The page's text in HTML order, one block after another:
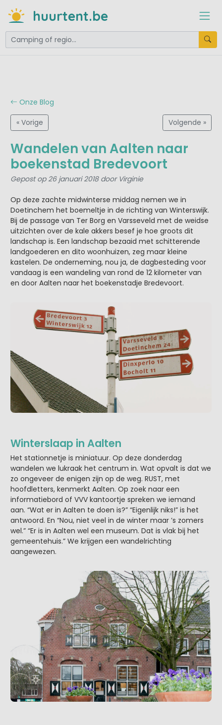
huurtent.be
Onze Blog
« Vorige Volgende »
Wandelen van Aalten naar
boekenstad Bredevoort
Gepost op 26 januari 2018 door Virginie
Op deze zachte midwinterse middag nemen we in
Doetinchem het boemeltje in de richting van Winterswijk.
Bij de passage van Ter Borg en Varsseveld met de weidse
uitzichten over de kale akkers besef je hoe groots dit
landschap is. Een landschap bezaaid met schitterende
landgoederen en dito woonhuizen, zeg maar kleine
kastelen. De onderneming, nou ja, de dagbesteding voor
vandaag is een wandeling van rond de 12 kilometer van
en door Aalten naar het boekenstadje Bredevoort.
Winterslaap in Aalten
Het stationnetje is miniatuur. Op deze donderdag
wandelen we lukraak het centrum in. Wat opvalt is dat we
zo ongeveer de enigen zijn op de weg. RUST, met
hoofdletters, kenmerkt Aalten. Op zoek naar een
informatiebord of VVV kantoortje spreken we iemand
aan. “Wat er in Aalten te doen is?” “Eigenlijk niks!” is het
antwoord. En “Nou, niet veel in de winter maar ’s zomers
wel.” “Er is in Aalten wel een museum. Dat is vlak bij het
gemeentehuis.” We krijgen een wandelrichting
aangewezen.